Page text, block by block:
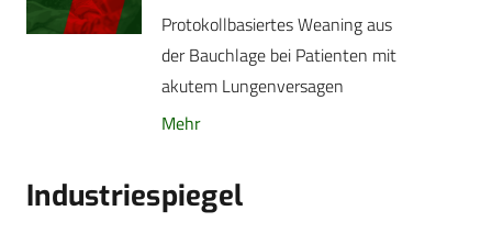
Protokollbasiertes Weaning aus
der Bauchlage bei Patienten mit
akutem Lungenversagen
Mehr
Industriespiegel